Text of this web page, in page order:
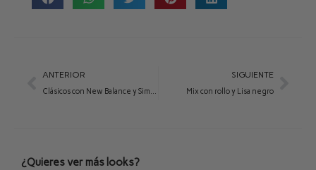
ANTERIOR
Clásicos con New Balance y Simone marrón chocolate
SIGUIENTE
Mix con rollo y Lisa negro
¿Quieres ver más looks?